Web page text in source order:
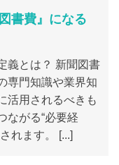
書費』になる
義とは？ 新聞図書
専門知識や業界知
活用されるべきも
ながる“必要経
れます。 [...]